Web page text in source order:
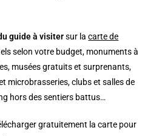
guide à visitersur lacarte de
selon votre budget, monuments à
musées gratuits et surprenants,
microbrasseries, clubs et salles de
hors des sentiers battus…
gratuitement la carte pour